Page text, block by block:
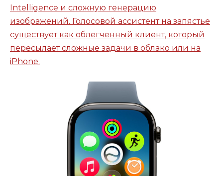
Intelligence и сложную генерацию
изображений. Голосовой ассистент на запястье
существует как облегченный клиент, который
пересылает сложные задачи в облако или на
iPhone.